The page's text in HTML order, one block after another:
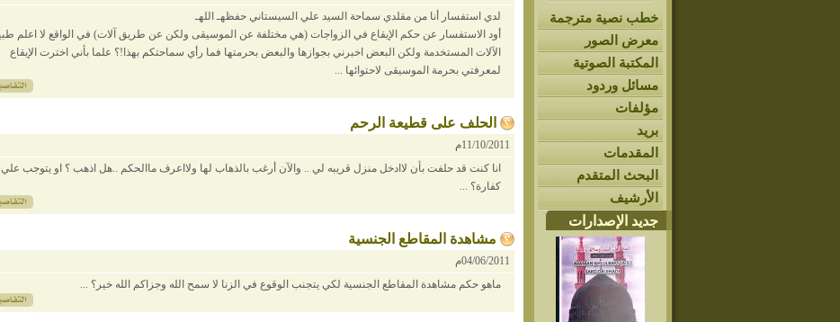
خطب نصية مترجمة
معرض الصور
المكتبة الصوتية
مسائل وردود
مؤلفات
بريد
المقدمات
البحث المتقدم
الأرشيف
جديد الإصدارات
لدي استفسار أنا من مقلدي سماحة السيد علي السيستاني حفظهـ اللهـ
أود الاستفسار عن حكم الإيقاع في الزواجات (هي مختلفة عن الموسيقى ولكن عن طريق آلات) في الواقع لا اعلم
الآلات المستخدمة ولكن البعض اخبرني بجوازها والبعض بحرمتها فما رأي سماحتكم بهذا!؟ علما بأني اخترت الإيقاع
لمعرفتي بحرمة الموسيقى لاحتوائها ...
الحلف على قطيعة الرحم
11/10/2011م
انا كنت قد حلفت بأن لاادخل منزل قريبه لي .. والآن أرغب بالذهاب لها ولااعرف ماالحكم ..هل اذهب ؟ او يتوجب علي
كفارة؟ ...
مشاهدة المقاطع الجنسية
04/06/2011م
ماهو حكم مشاهدة المقاطع الجنسية لكي يتجنب الوقوع في الزنا لا سمح الله وجزاكم الله خير؟ ...